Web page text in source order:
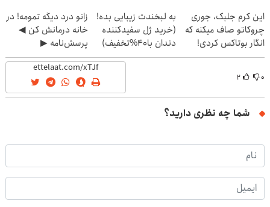
این کرم جلبک، جوری
چروکاتو صاف میکنه که
انگار بوتاکس کردی!
(تخفیف ویژه)
به لبخندت زیبایی بده!
(خرید ژل سفیدکننده
دندان با40%تخفیف)
زانو درد دیگه تمومه! در
خانه درمانش کن ◀
پرسش‌نامه ▶
۰ ۲
شما چه نظری دارید؟